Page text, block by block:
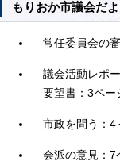
もりおか市議会だ
常任委員会の
議会活動レポ
要望書：3ペー
市政を問う：4
会派の意見：7